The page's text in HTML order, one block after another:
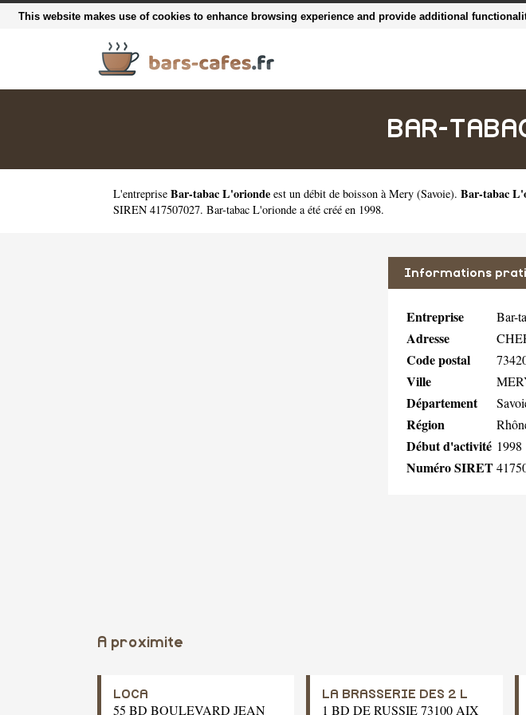
BAR-
L'entreprise Bar-tabac L'orionde est un débit de boisson à Mery (Savoie). Bar-tabac
SIREN 417507027. Bar-tabac L'orionde a été créé en 1998.
Informations
Entreprise Bar-
Adresse
Code postal
Ville
Département
Région
Début d'activité 1998
Numéro SIRET
A proximite
LOCA
55 BD BOULEVARD JEAN
LA BRASSERIE DES 2 L
1 BD DE RUSSIE 73100 AIX
This website makes use of cookies to enhance browsing experience and provide additional